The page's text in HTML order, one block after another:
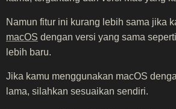
Namun fitur ini kurang lebih sama jika
macOS dengan versi yang sama
lebih baru.
Jika kamu menggunakan macOS
lama, silahkan sesuaikan sendiri.